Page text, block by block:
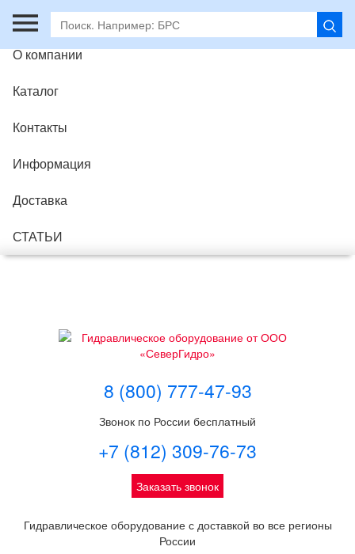
Главная
О компании
Каталог
Контакты
Информация
Доставка
СТАТЬИ
8 (800) 777-47-93
Звонок по России бесплатный
+7 (812) 309-76-73
Заказать звонок
Гидравлическое оборудование с доставкой во все регионы
России